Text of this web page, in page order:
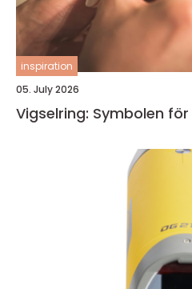
inspiration
05. July 2026
Vigselring: Symbolen